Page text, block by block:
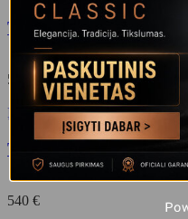
TISSOT EVERYTIME
580 €
Į krepšelį Add to wishlist
TISSOT PRC 200
540 €